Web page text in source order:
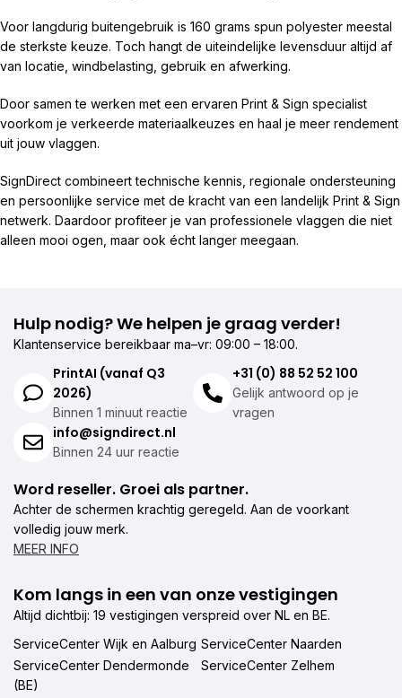
Voor langdurig buitengebruik is 160 grams spun polyester meestal
de sterkste keuze. Toch hangt de uiteindelijke levensduur altijd af
van locatie, windbelasting, gebruik en afwerking.
Door samen te werken met een ervaren Print & Sign specialist
voorkom je verkeerde materiaalkeuzes en haal je meer rendement
uit jouw vlaggen.
SignDirect combineert technische kennis, regionale ondersteuning
en persoonlijke service met de kracht van een landelijk Print & Sign
netwerk. Daardoor profiteer je van professionele vlaggen die niet
alleen mooi ogen, maar ook écht langer meegaan.
Hulp nodig? We helpen je graag verder!
Klantenservice bereikbaar ma–vr: 09:00 – 18:00.
PrintAI (vanaf Q3
2026)
Binnen 1 minuut reactie
+31 (0) 88 52 52 100
Gelijk antwoord op je
vragen
info@signdirect.nl
Binnen 24 uur reactie
Word reseller. Groei als partner.
Achter de schermen krachtig geregeld. Aan de voorkant
volledig jouw merk.
MEER INFO
Kom langs in een van onze vestigingen
Altijd dichtbij: 19 vestigingen verspreid over NL en BE.
ServiceCenter Wijk en Aalburg ServiceCenter Naarden
ServiceCenter Dendermonde
(BE)
ServiceCenter Zelhem